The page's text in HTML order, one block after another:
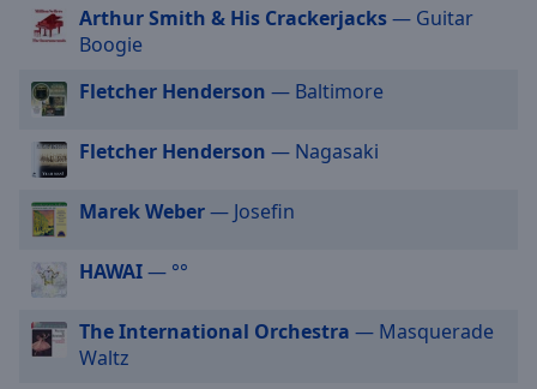
Fullscreen
This
window.
Beginning
dialog
window.
Escape
Arthur Smith & His Crackerjacks— Guitar
Boogie
Fletcher Henderson — Baltimore
Fletcher Henderson — Nagasaki
Marek Weber— Josefin
HAWAI— °°
The International Orchestra — Masquerade
Waltz